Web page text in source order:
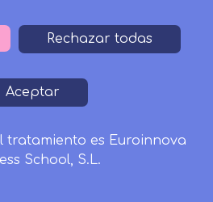
Rechazar todas
Aceptar
Withdraw
consent
tratamiento es Euroinnova
School, S.L.